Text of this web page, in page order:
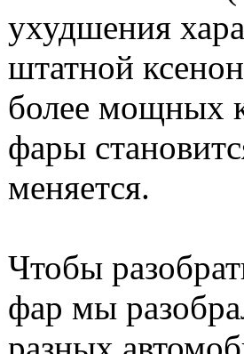
ухудшения
штатной
более мощных
фары
меняется.
Чтобы
фар мы